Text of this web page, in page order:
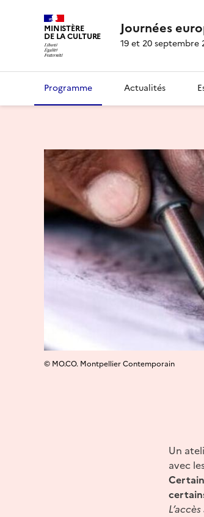
MINISTÈRE
DE LA CULTURE Journées
19 et 20 septembre
Programme Actualités
© MO.CO. Montpellier Contemporain
Un
avec